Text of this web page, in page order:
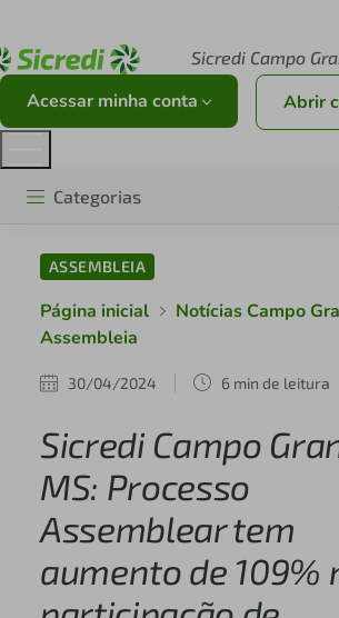
Sicredi Campo
Acessar minha conta Abrir
Categorias
ASSEMBLEIA
Página inicial
Notícias Campo
Assembleia
30/04/2024 6 min de leitura
Sicredi Campo
MS: Processo
Assemblear tem
aumento de 109%